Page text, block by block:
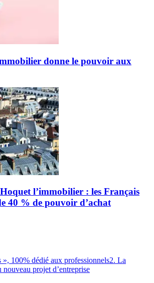
donne le pouvoir aux
l’immobilier : les Français
40 % de pouvoir d’achat
», 100% dédié aux professionnels2. La
projet d’entreprise